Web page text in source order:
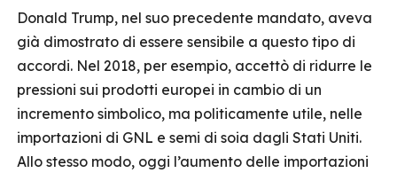
Donald Trump, nel suo precedente mandato, aveva
già dimostrato di essere sensibile a questo tipo di
accordi. Nel 2018, per esempio, accettò di ridurre le
pressioni sui prodotti europei in cambio di un
incremento simbolico, ma politicamente utile, nelle
importazioni di GNL e semi di soia dagli Stati Uniti.
Allo stesso modo, oggi l’aumento delle importazioni